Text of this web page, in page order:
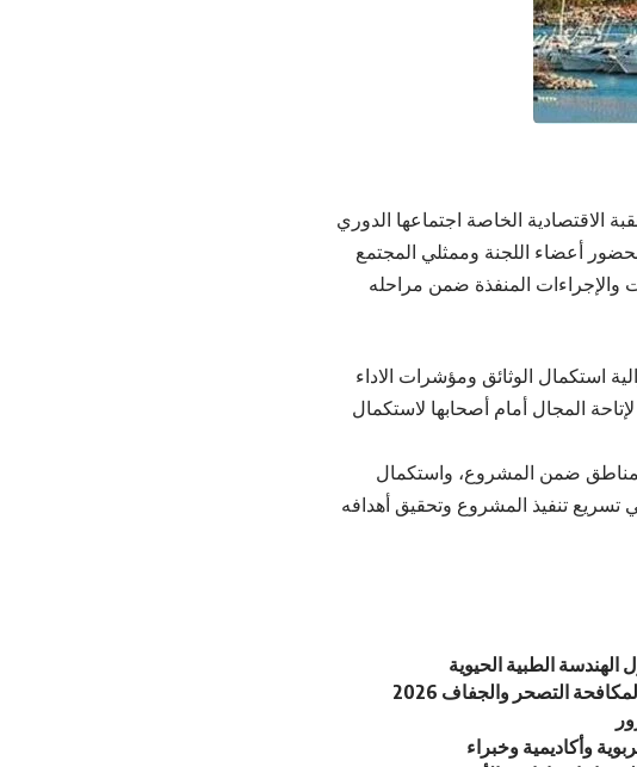
الخاصة اجتماعها الدوري
أعضاء اللجنة وممثلي المجتمع
المنفذة ضمن مراحله
استكمال الوثائق ومؤشرات الاداء
المجال أمام أصحابها لاستكمال
ضمن المشروع، واستكمال
تسريع تنفيذ المشروع وتحقيق أهدافه
الهندسة الطبية الحيوية
التصحر والجفاف 2026
وأكاديمية وخبراء